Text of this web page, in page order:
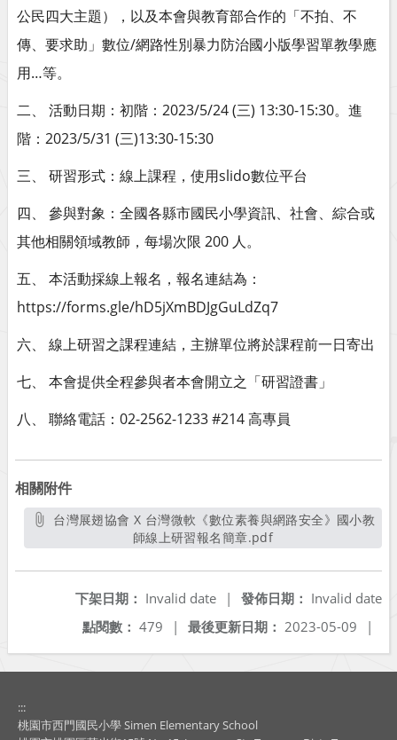
公民四大主題），以及本會與教育部合作的「不拍、不
傳、要求助」數位/網路性別暴力防治國小版學習單教學應
用…等。
二、 活動日期：初階：2023/5/24 (三) 13:30-15:30。進
階：2023/5/31 (三)13:30-15:30
三、 研習形式：線上課程，使用slido數位平台
四、 參與對象：全國各縣市國民小學資訊、社會、綜合或
其他相關領域教師，每場次限 200 人。
五、 本活動採線上報名，報名連結為：
https://forms.gle/hD5jXmBDJgGuLdZq7
六、 線上研習之課程連結，主辦單位將於課程前一日寄出
七、 本會提供全程參與者本會開立之「研習證書」
八、 聯絡電話：02-2562-1233 #214 高專員
相關附件
師線上研習報名簡章.pdf另開新視窗
發佈日期： Invalid date
下架日期： Invalid date
|
最後更新日期： 2023-05-09 |
點閱數： 479 |
:::
桃園市西門國民小學 Simen Elementary School